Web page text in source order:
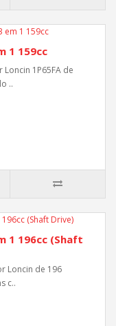
1 159cc
1P65FA de
..
1 196cc (Shaft
Loncin de 196
c..